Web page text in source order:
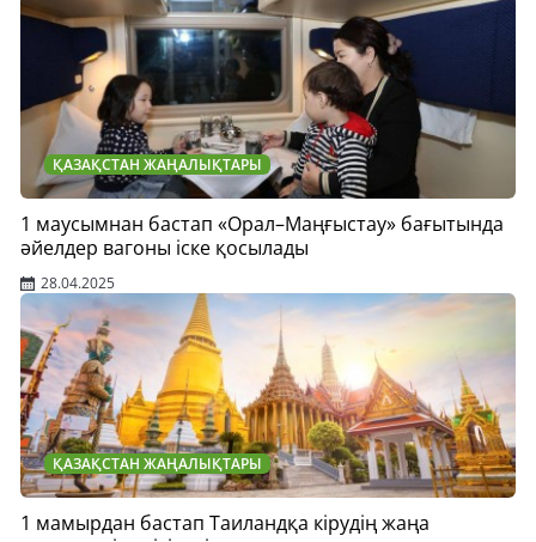
ҚАЗАҚСТАН ЖАҢАЛЫҚТАРЫ
1 маусымнан бастап «Орал–Маңғыстау» бағытында
әйелдер вагоны іске қосылады
28.04.2025
ҚАЗАҚСТАН ЖАҢАЛЫҚТАРЫ
1 мамырдан бастап Таиландқа кірудің жаңа